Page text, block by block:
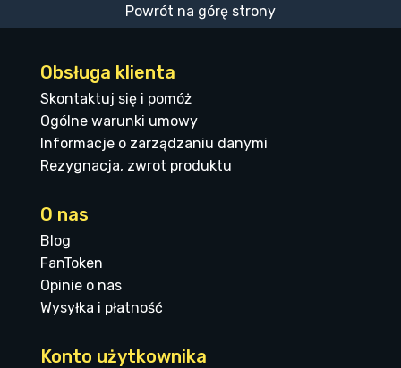
Powrót na górę strony
Obsługa klienta
Skontaktuj się i pomóż
Ogólne warunki umowy
Informacje o zarządzaniu danymi
Rezygnacja, zwrot produktu
O nas
Blog
FanToken
Opinie o nas
Wysyłka i płatność
Konto użytkownika